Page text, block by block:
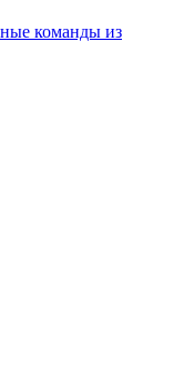
команды из